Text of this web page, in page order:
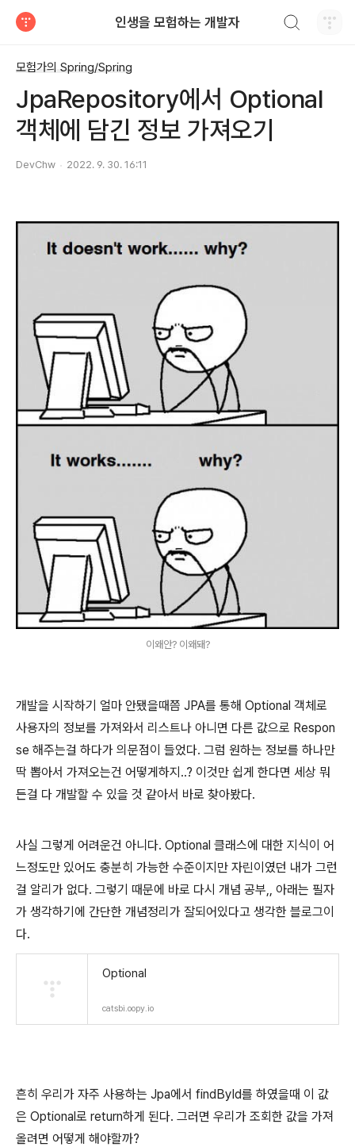
인생을 모험하는 개발자
모험가의 Spring/Spring
JpaRepository에서 Optional
객체에 담긴 정보 가져오기
DevChw 2022. 9. 30. 16:11
이왜안? 이왜돼?
개발을 시작하기 얼마 안됐을때쯤 JPA를 통해 Optional 객체로
사용자의 정보를 가져와서 리스트나 아니면 다른 값으로 Respon
se 해주는걸 하다가 의문점이 들었다. 그럼 원하는 정보를 하나만
딱 뽑아서 가져오는건 어떻게하지..? 이것만 쉽게 한다면 세상 뭐
든걸 다 개발할 수 있을 것 같아서 바로 찾아봤다.
사실 그렇게 어려운건 아니다. Optional 클래스에 대한 지식이 어
느정도만 있어도 충분히 가능한 수준이지만 자린이였던 내가 그런
걸 알리가 없다. 그렇기 때문에 바로 다시 개념 공부,, 아래는 필자
가 생각하기에 간단한 개념정리가 잘되어있다고 생각한 블로그이
다.
Optional
catsbi.oopy.io
흔히 우리가 자주 사용하는 Jpa에서 findById를 하였을때 이 값
은 Optional로 return하게 된다. 그러면 우리가 조회한 값을 가져
올려면 어떻게 해야할까?